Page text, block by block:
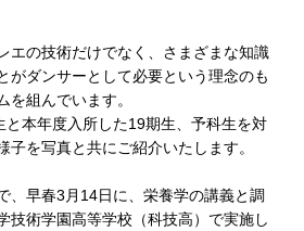
エの技術だけでなく、さまざまな知識
がダンサーとして必要という理念のも
を組んでいます。
本年度入所した19期生、予科生を対
子を写真と共にご紹介いたします。
、早春3月14日に、栄養学の講義と調
技術学園高等学校（科技高）で実施し